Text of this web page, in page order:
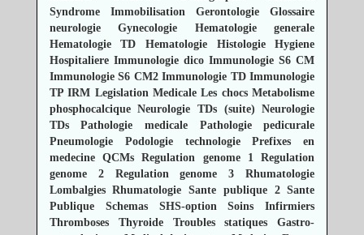
Syndrome Immobilisation
Gerontologie
Glossaire
neurologie
Gynecologie
Hematologie generale
Hematologie TD
Hematologie Histologie
Hygiene
Hospitaliere Immunologie dico Immunologie S6 CM
Immunologie S6 CM2 Immunologie TD Immunologie
TP IRM Legislation Medicale Les chocs Metabolisme
phosphocalcique Neurologie TDs (suite)
Neurologie
TDs
Pathologie medicale
Pathologie pedicurale
Pneumologie
Podologie technologie
Prefixes en
medecine
QCMs Regulation genome 1
Regulation
genome 2
Regulation genome 3
Rhumatologie
Lombalgies Rhumatologie Sante publique 2 Sante
Publique
Schemas SHS-option
Soins Infirmiers
Thromboses
Thyroide Troubles statiques
Gastro-